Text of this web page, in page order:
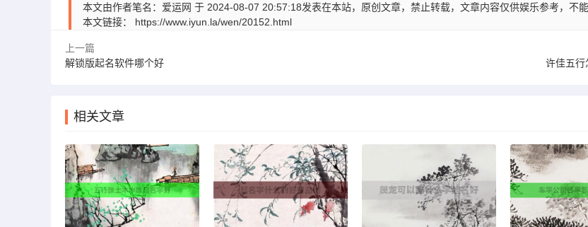
本文由作者笔名：爱运网 于 2024-08-07 20:57:18发表在本站，原创文章，禁止转载，文章内容仅供娱乐参考，不能
本文链接： https://www.iyun.la/wen/20152.html
上一篇
解锁版起名软件哪个好
许佳五行
相关文章